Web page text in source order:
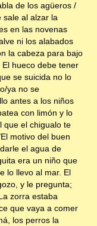
de los agüeros /
sale al alzar la
en las novenas
ni los alabados
la cabeza para bajo
hueco debe tener
se suicida no lo
ya no se
antes a los niños
con limón y lo
que el chigualo te
motivo del buen
el agua de
era un niño que
lo llevo al mar. El
y le pregunta;
zorra estaba
que vaya a comer
los perros la